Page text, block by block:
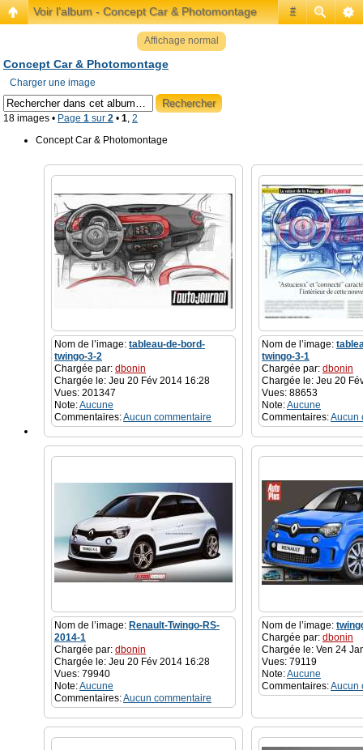
#
Voir l’album - Concept Car & Photomontage
Affichage normal
Concept Car & Photomontage
Charger une image
18 images • Page 1 sur 2 • 1, 2
Concept Car & Photomontage
Nom de l’image: tableau-de-bord-
twingo-3-2
Chargée par: dbonin
Chargée le: Jeu 20 Fév 2014 16:28
Vues: 201347
Note:Aucune
Commentaires:Aucun commentaire
Nom de l’image:
twingo-3-1
Chargée par: dbonin
Chargée le: Jeu 20
Vues: 88653
Note:Aucune
Commentaires:Aucun
Nom de l’image: Renault-Twingo-RS-
2014-1
Chargée par: dbonin
Chargée le: Jeu 20 Fév 2014 16:28
Vues: 79940
Note:Aucune
Commentaires:Aucun commentaire
Nom de l’image:
Chargée par: dbonin
Chargée le: Ven 24
Vues: 79119
Note:Aucune
Commentaires:Aucun